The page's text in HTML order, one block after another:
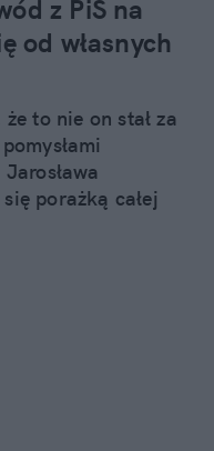
z PiS na
od własnych
to nie on stał za
porażką całej